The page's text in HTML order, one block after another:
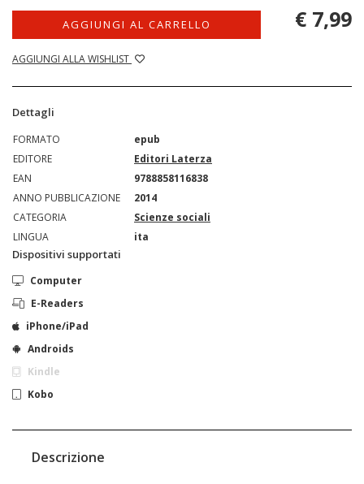
AGGIUNGI AL CARRELLO
AGGIUNGI ALLA WISHLIST
€ 7,99
Dettagli
FORMATO
epub
EDITORE
Editori Laterza
EAN
9788858116838
ANNO PUBBLICAZIONE
2014
CATEGORIA
Scienze sociali
LINGUA
ita
Dispositivi supportati
Computer
E-Readers
iPhone/iPad
Androids
Kindle
Kobo
Descrizione